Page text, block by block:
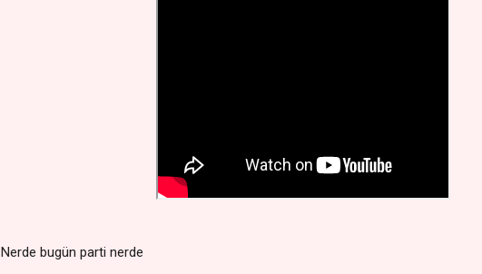
Nerde bugün parti nerde